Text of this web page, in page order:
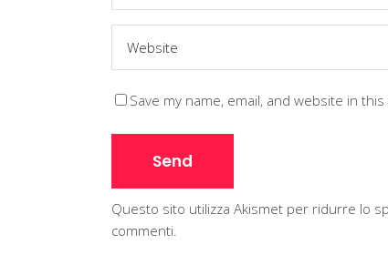
Save my name, email, and website in
Questo sito utilizza Akismet per ridurre lo
commenti.